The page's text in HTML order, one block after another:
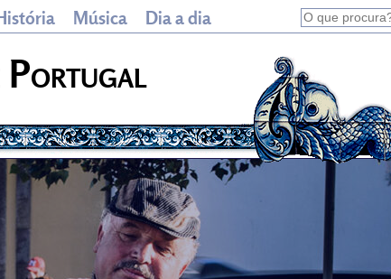
Portugal
Música Dia a dia